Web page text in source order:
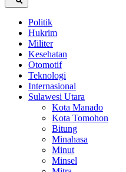
Politik
Hukrim
Militer
Kesehatan
Otomotif
Teknologi
Internasional
Sulawesi Utara
Kota Manado
Kota Tomohon
Bitung
Minahasa
Minut
Minsel